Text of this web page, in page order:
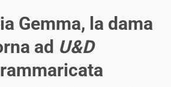
Gemma, la dama
ad U&D